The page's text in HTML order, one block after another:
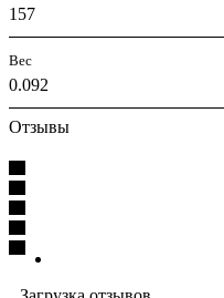
157
Вес
0.092
Отзывы